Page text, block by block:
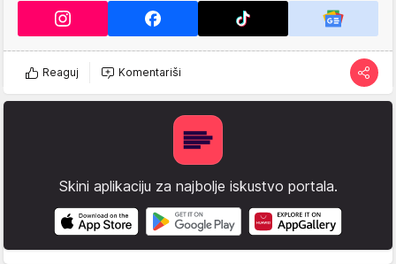
Reaguj Komentariši
Skini aplikaciju za najbolje iskustvo portala.